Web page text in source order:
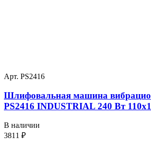
Арт. PS2416
Шлифовальная машина
PS2416 INDUSTRIAL 240 Вт
В наличии
3811 ₽